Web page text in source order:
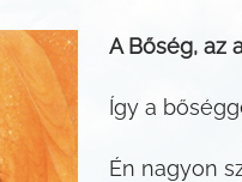
A Bőség, az
Így a
Én nagyon